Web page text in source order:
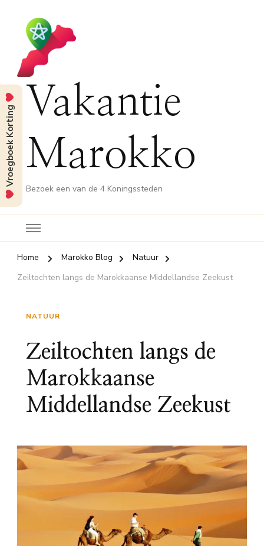
Vakantie
Marokko
Bezoek een van de 4 Koningssteden
Home Marokko Blog
Natuur
Zeiltochten langs de Marokkaanse Middellandse Zeekust
NATUUR
Zeiltochten langs de
Marokkaanse
Middellandse Zeekust
Vroegboek Korting